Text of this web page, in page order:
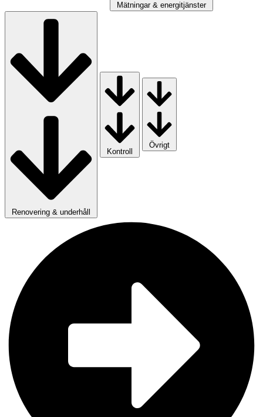
Mätningar & energitjänster
Renovering & underhåll
Kontroll
Övrigt